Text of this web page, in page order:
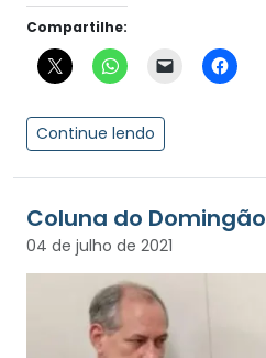
Compartilhe:
Continue lendo
Coluna do Domingão
04 de julho de 2021